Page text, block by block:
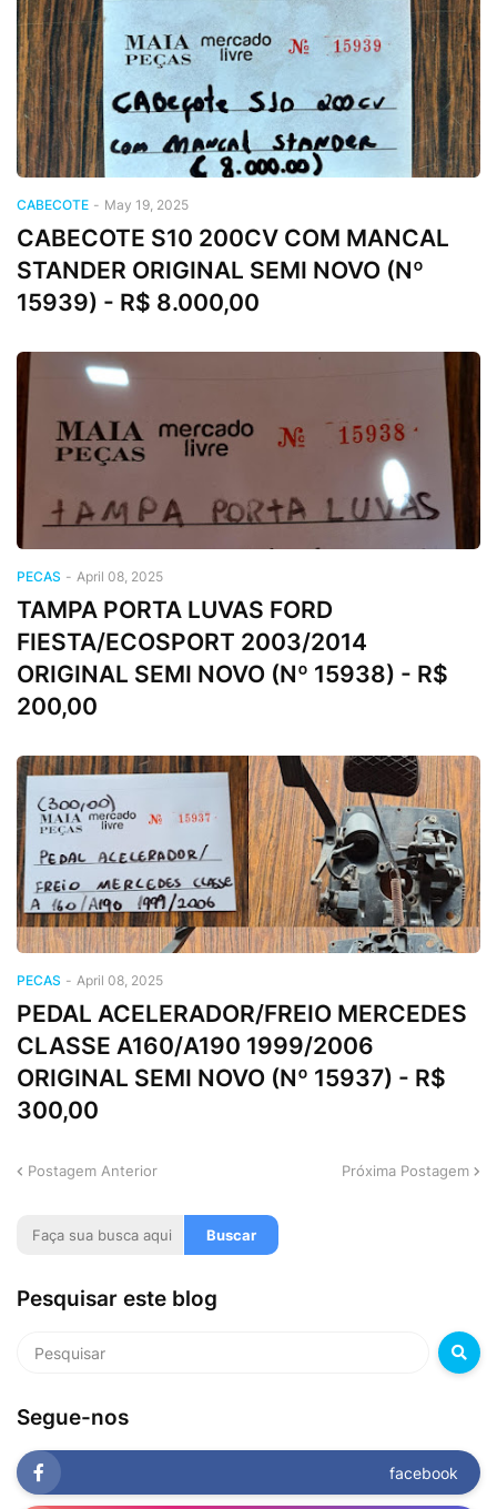
CABECOTE - May 19, 2025
CABECOTE S10 200CV COM MANCAL
STANDER ORIGINAL SEMI NOVO (Nº
15939) - R$ 8.000,00
PECAS - April 08, 2025
TAMPA PORTA LUVAS FORD
FIESTA/ECOSPORT 2003/2014
ORIGINAL SEMI NOVO (Nº 15938) - R$
200,00
PECAS - April 08, 2025
PEDAL ACELERADOR/FREIO MERCEDES
CLASSE A160/A190 1999/2006
ORIGINAL SEMI NOVO (Nº 15937) - R$
300,00
Postagem Anterior Próxima Postagem
Pesquisar este blog
Segue-nos
facebook